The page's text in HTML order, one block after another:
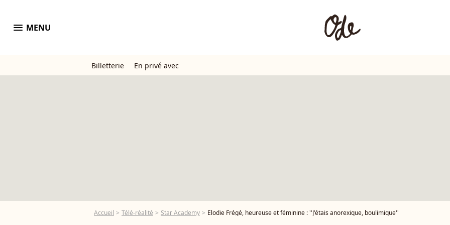
menu MENU
Billetterie En privé avec
Accueil Télé-réalité Star Academy Elodie Frégé, heureuse et féminine : ''J'étais anorexique, boulimique''